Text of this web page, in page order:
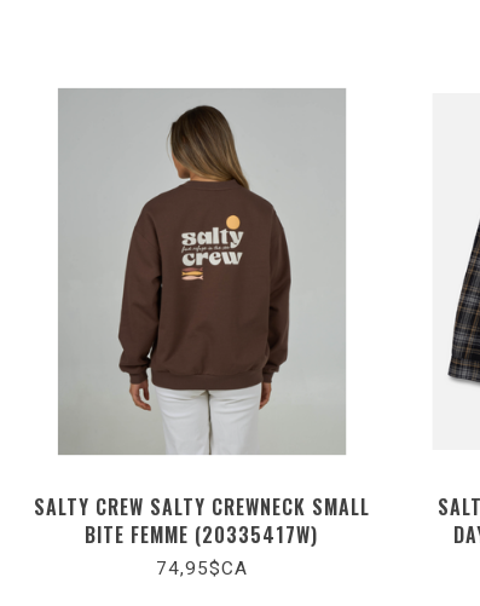
SALTY CREW SALTY CREWNECK SMALL
BITE FEMME (20335417W)
74,95$CA